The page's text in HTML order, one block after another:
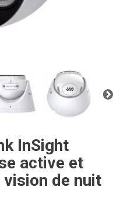
InSight
active et
de nuit